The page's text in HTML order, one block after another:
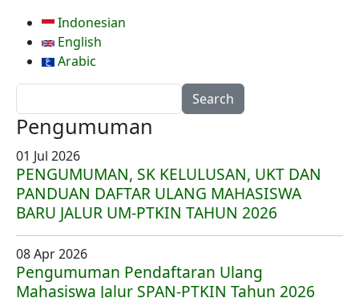
Indonesian
English
Arabic
Pengumuman
01 Jul 2026
PENGUMUMAN, SK KELULUSAN, UKT DAN
PANDUAN DAFTAR ULANG MAHASISWA
BARU JALUR UM-PTKIN TAHUN 2026
08 Apr 2026
Pengumuman Pendaftaran Ulang
Mahasiswa Jalur SPAN-PTKIN Tahun 2026